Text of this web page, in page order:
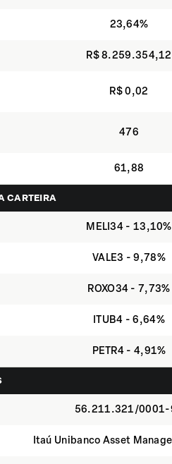
23,64%
R$ 8.259.354,12
R$ 0,02
476
61,88
CARTEIRA
MELI34 - 13,10%
VALE3 - 9,78%
ROXO34 - 7,73%
ITUB4 - 6,64%
PETR4 - 4,91%
56.211.321/
Itaú Unibanco Asset